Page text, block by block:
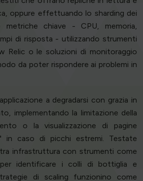
oppure effettuando lo sharding dei
chiave - CPU, memoria,
di risposta - utilizzando strumenti
Relic o le soluzioni di monitoraggio
da poter rispondere ai problemi in
a degradarsi con grazia in
implementando la limitazione della
o la visualizzazione di pagine
in caso di picchi estremi. Testate
infrastruttura con strumenti come
identificare i colli di bottiglia e
di scaling funzionino come